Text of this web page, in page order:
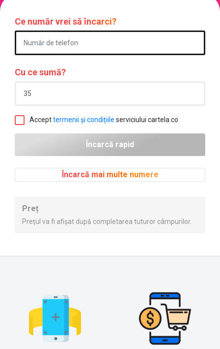
Ce număr vrei să încarci?
Cu ce sumă?
Accepttermenii și condițiile serviciului cartela.co
Încarcă mai multe numere
Preț
Prețul va fi afișat după completarea tuturor câmpurilor.